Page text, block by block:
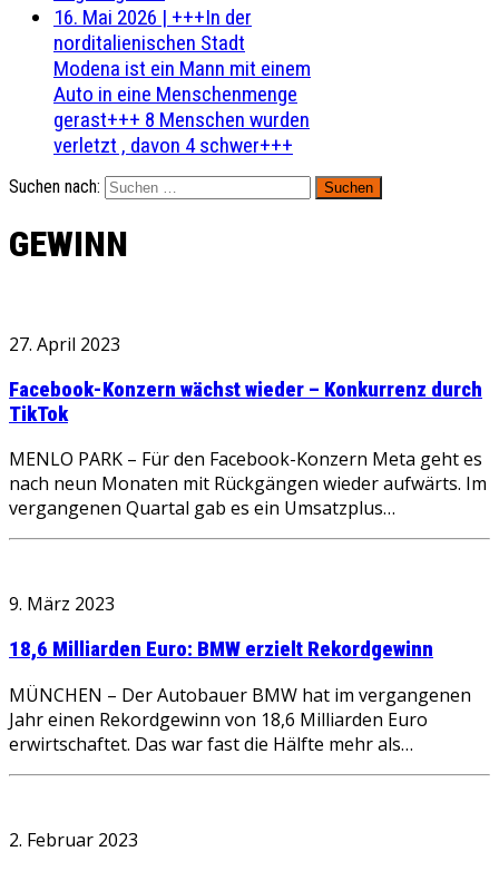
16. Mai 2026 | +++In der
norditalienischen Stadt
Modena ist ein Mann mit einem
Auto in eine Menschenmenge
gerast+++ 8 Menschen wurden
verletzt , davon 4 schwer+++
Suchen nach:
GEWINN
27. April 2023
Facebook-Konzern wächst wieder – Konkurrenz durch
TikTok
MENLO PARK – Für den Facebook-Konzern Meta geht es
nach neun Monaten mit Rückgängen wieder aufwärts. Im
vergangenen Quartal gab es ein Umsatzplus…
9. März 2023
18,6 Milliarden Euro: BMW erzielt Rekordgewinn
MÜNCHEN – Der Autobauer BMW hat im vergangenen
Jahr einen Rekordgewinn von 18,6 Milliarden Euro
erwirtschaftet. Das war fast die Hälfte mehr als…
2. Februar 2023